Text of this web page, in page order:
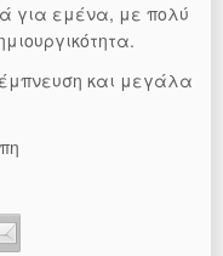
για εμένα, με πολύ
και μεγάλα